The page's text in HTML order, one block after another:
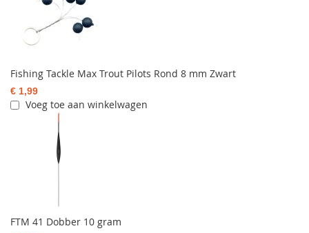
Fishing Tackle Max Trout Pilots Rond 8 mm Zwart
€ 1,99
Voeg toe aan winkelwagen
FTM 41 Dobber 10 gram